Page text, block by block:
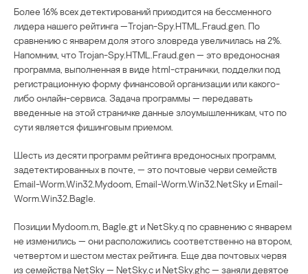
Более 16% всех детектирований приходится на бессменного
лидера нашего рейтинга —Trojan-Spy.HTML.Fraud.gen. По
сравнению с январем доля этого зловреда увеличилась на 2%.
Напомним, что Trojan-Spy.HTML.Fraud.gen — это вредоносная
программа, выполненная в виде html-странички, подделки под
регистрационную форму финансовой организации или какого-
либо онлайн-сервиса. Задача программы — передавать
введенные на этой страничке данные злоумышленникам, что по
сути является фишинговым приемом.
Шесть из десяти программ рейтинга вредоносных программ,
задетектированных в почте, — это почтовые черви семейств
Email-Worm.Win32.Mydoom, Email-Worm.Win32.NetSky и Email-
Worm.Win32.Bagle.
Позиции Mydoom.m, Bagle.gt и NetSky.q по сравнению с январем
не изменились — они расположились соответственно на втором,
четвертом и шестом местах рейтинга. Еще два почтовых червя
из семейства NetSky — NetSky.c и NetSky.ghc — заняли девятое